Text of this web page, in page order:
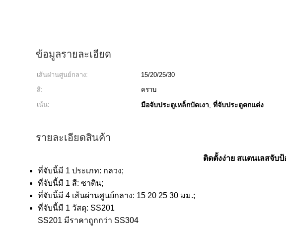
ข้อมูลรายละเอียด
เส้นผ่านศูนย์กลาง: 15/20/25/30
สี:
คราบ
เน้น:
มือจับประตูเหล็กปัดเงา, ที่จับประตูตกแต่ง
รายละเอียดสินค้า
ติดตั้งง่าย สแตนเลสจับ
ที่จับนี้มี 1 ประเภท: กลวง;
ที่จับนี้มี 1 สี: ซาติน;
ที่จับนี้มี 4 เส้นผ่านศูนย์กลาง: 15 20 25 30 มม.;
ที่จับนี้มี 1 วัสดุ: SS201
SS201 มีราคาถูกกว่า SS304